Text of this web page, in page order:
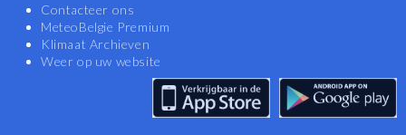
Contacteer ons
MeteoBelgie Premium
Klimaat Archieven
Weer op uw website